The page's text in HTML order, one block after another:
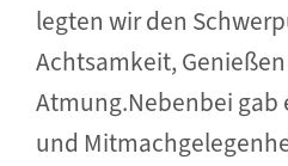
legten wir den
Achtsamkeit,
Atmung.Nebenbei gab
und